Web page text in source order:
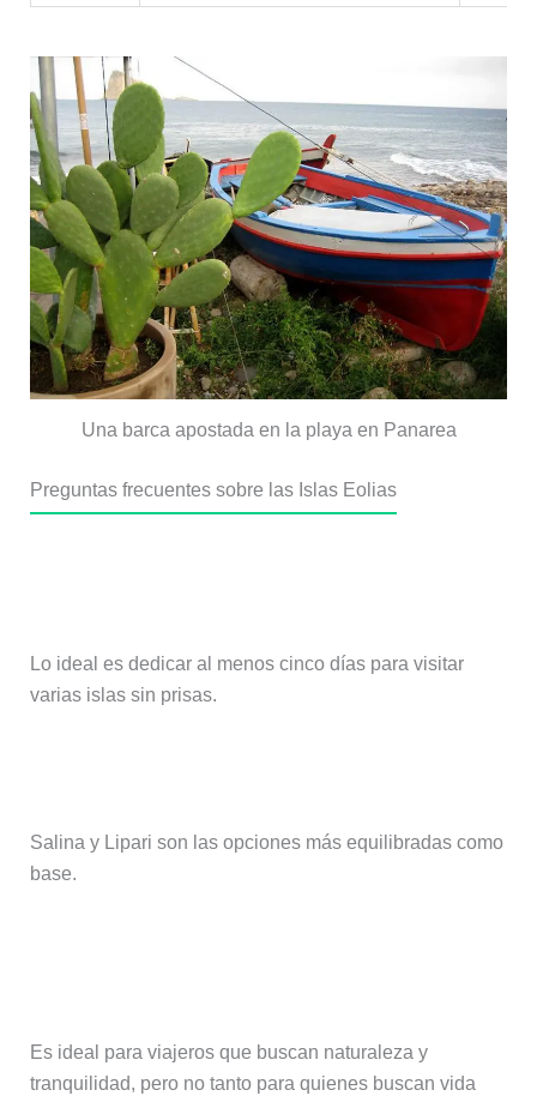
Una barca apostada en la playa en Panarea
Preguntas frecuentes sobre las Islas Eolias
Lo ideal es dedicar al menos cinco días para visitar
varias islas sin prisas.
Salina y Lipari son las opciones más equilibradas como
base.
Es ideal para viajeros que buscan naturaleza y
tranquilidad, pero no tanto para quienes buscan vida